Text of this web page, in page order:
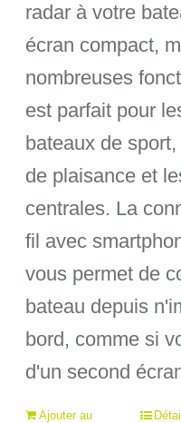
radar à votre
écran compact,
nombreuses
est parfait pour
bateaux de
de plaisance et
centrales. La
fil avec
vous permet de
bateau depuis
bord, comme si
d'un second
Ajouter au